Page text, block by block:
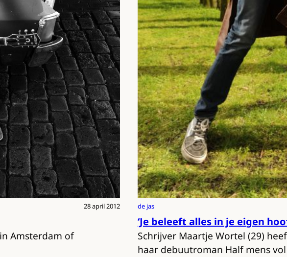
28 april 2012
Amsterdam of
de jas
‘Je beleeft alles in je eigen
Schrijver Maartje Wortel (29)
haar debuutroman Half mens